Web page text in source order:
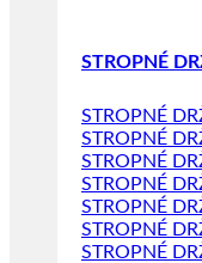
STROPNÉ
STROPNÉ
STROPNÉ
STROPNÉ
STROPNÉ
STROPNÉ
STROPNÉ
STROPNÉ